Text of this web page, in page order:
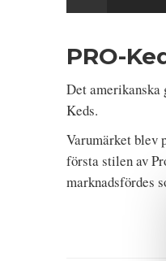
PRO-
Det amerikanska
Keds.
Varumärket blev
första stilen av
marknadsfördes